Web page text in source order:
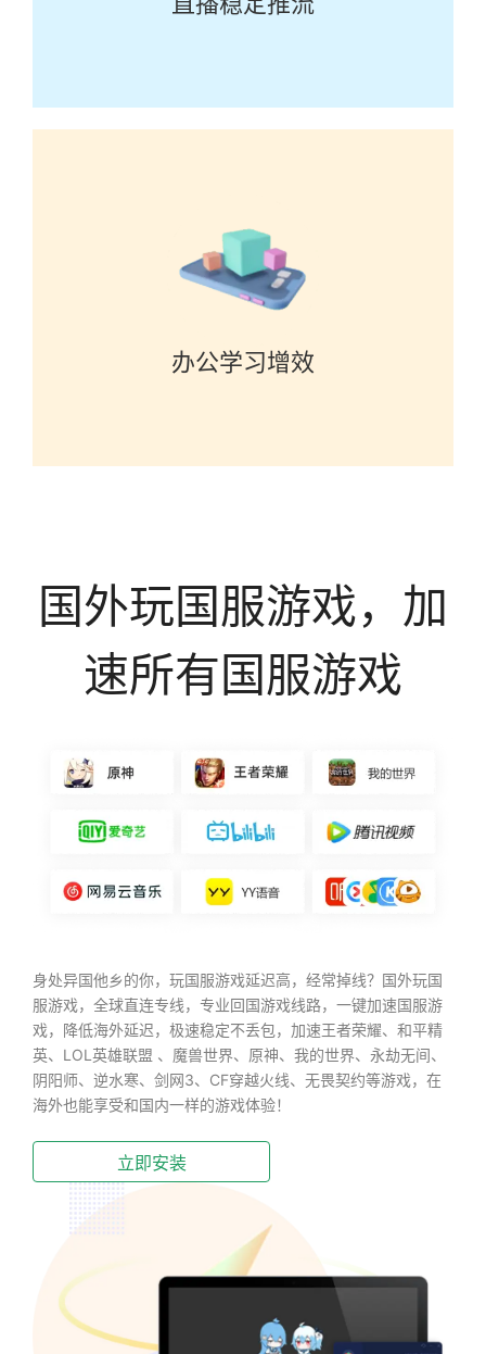
办公学习增效
国外玩国服游戏，加
速所有国服游戏
身处异国他乡的你，玩国服游戏延迟高，经常掉线？国外玩国
服游戏，全球直连专线，专业回国游戏线路，一键加速国服游
戏，降低海外延迟，极速稳定不丢包，加速王者荣耀、和平精
英、LOL英雄联盟 、魔兽世界、原神、我的世界、永劫无间、
阴阳师、逆水寒、剑网3、CF穿越火线、无畏契约等游戏，在
海外也能享受和国内一样的游戏体验！
立即安装